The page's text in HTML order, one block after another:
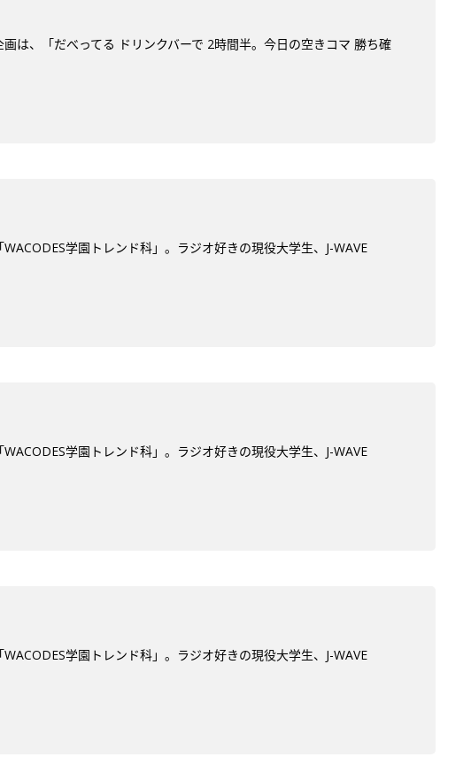
は、「だべってる ドリンクバーで 2時間半。今日の空きコマ 勝ち確
学園トレンド科」。ラジオ好きの現役大学生、J-WAVE
学園トレンド科」。ラジオ好きの現役大学生、J-WAVE
学園トレンド科」。ラジオ好きの現役大学生、J-WAVE